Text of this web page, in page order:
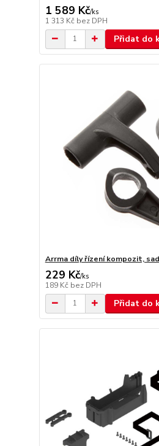
1 589 Kč/ks
1 313 Kč bez DPH
Přidat do
Arrma díly řízení kompozit,
229 Kč/ks
189 Kč bez DPH
Přidat do